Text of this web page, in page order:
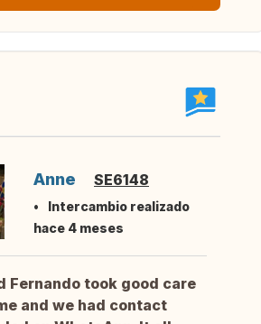
Anne SE6148
Intercambio realizado
hace 4 meses
Fernando took good care
and we had contact